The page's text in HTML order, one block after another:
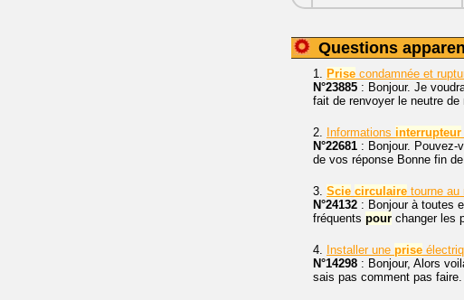
Questions
1. Prise condamnée et
N°23885 : Bonjour. Je
fait de renvoyer le neutre de
2. Informations interrupteur
N°22681 : Bonjour. Pouvez-
de vos réponse Bonne fin
3. Scie circulaire tourne au
N°24132 : Bonjour à toutes
fréquents pour changer les
4. Installer une prise
N°14298 : Bonjour, Alors
sais pas comment pas